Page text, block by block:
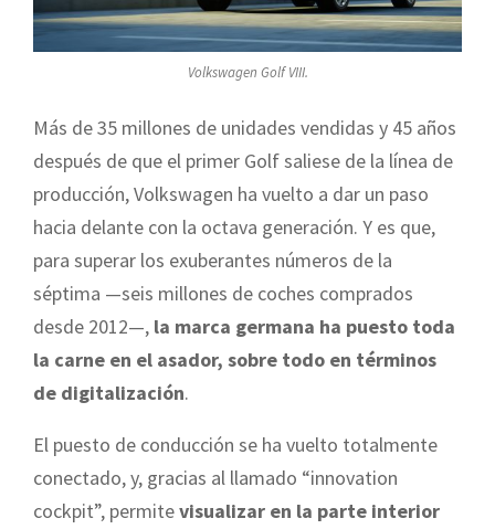
Volkswagen Golf VIII.
Más de 35 millones de unidades vendidas y 45 años
después de que el primer Golf saliese de la línea de
producción, Volkswagen ha vuelto a dar un paso
hacia delante con la octava generación. Y es que,
para superar los exuberantes números de la
séptima —seis millones de coches comprados
desde 2012—, la marca germana ha puesto toda
la carne en el asador, sobre todo en términos
de digitalización.
El puesto de conducción se ha vuelto totalmente
conectado, y, gracias al llamado “innovation
cockpit”, permitevisualizar en la parte interior